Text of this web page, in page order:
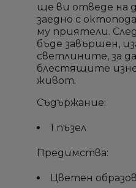
Добави към
желани
Създай нов списък
Създай списък
Отмени
Sign in
Необходимо е да
продукти
Добави към
желани
Създай нов списък
Създай списък
Отмени
Sign in
Необходимо е да
продукти
ще ви отведе на
заедно с
му приятели.
бъде завършен,
светлините, за
блестящите
живот.
Съдържание:
1 пъзел
Предимства:
Цветен